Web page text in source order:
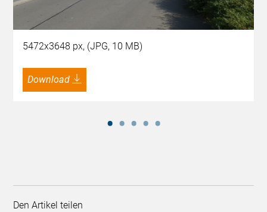
5472x3648 px, (JPG, 10 MB)
Download
Den Artikel teilen